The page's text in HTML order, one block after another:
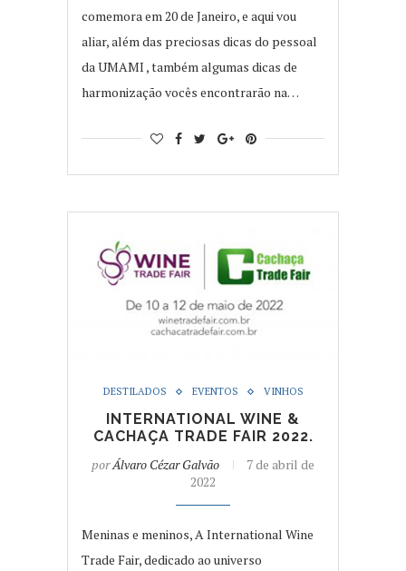
comemora em 20 de Janeiro, e aqui vou
aliar, além das preciosas dicas do pessoal
da UMAMI , também algumas dicas de
harmonização vocês encontrarão na…
DESTILADOS EVENTOS VINHOS
INTERNATIONAL WINE &
CACHAÇA TRADE FAIR 2022.
porÁlvaro Cézar Galvão
7 de abril de
2022
Meninas e meninos, A International Wine
Trade Fair, dedicado ao universo